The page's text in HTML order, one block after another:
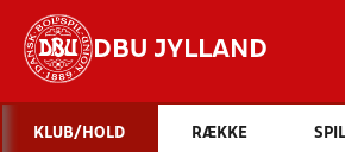
DBU JYLLAND
KLUB/HOLD RÆKKE